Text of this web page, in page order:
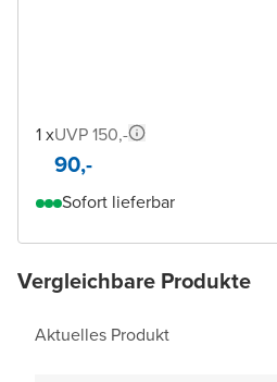
1 xUVP 150,-
90,-
Sofort lieferbar
Vergleichbare Produkte
Aktuelles Produkt